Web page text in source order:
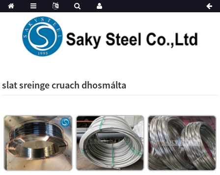
slat sreinge cruach dhosmálta